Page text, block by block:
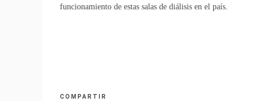
funcionamiento de estas salas de diálisis en el país.
COMPARTIR